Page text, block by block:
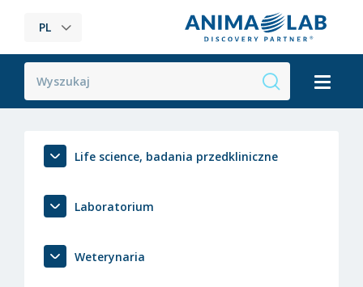
PL
Life science, badania przedkliniczne
Laboratorium
Weterynaria